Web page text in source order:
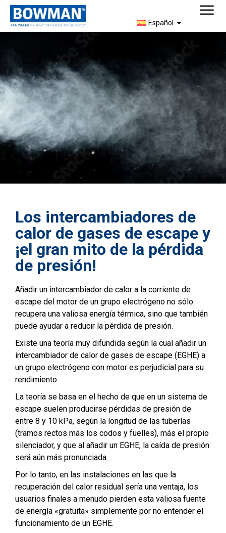
Español
Los intercambiadores de
calor de gases de escape y
¡el gran mito de la pérdida
de presión!
Añadir un intercambiador de calor a la corriente de
escape del motor de un grupo electrógeno no sólo
recupera una valiosa energía térmica, sino que también
puede ayudar a reducir la pérdida de presión.
Existe una teoría muy difundida según la cual añadir un
intercambiador de calor de gases de escape (EGHE) a
un grupo electrógeno con motor es perjudicial para su
rendimiento.
La teoría se basa en el hecho de que en un sistema de
escape suelen producirse pérdidas de presión de
entre 8 y 10 kPa, según la longitud de las tuberías
(tramos rectos más los codos y fuelles), más el propio
silenciador, y que al añadir un EGHE, la caída de presión
será aún más pronunciada.
Por lo tanto, en las instalaciones en las que la
recuperación del calor residual sería una ventaja, los
usuarios finales a menudo pierden esta valiosa fuente
de energía «gratuita» simplemente por no entender el
funcionamiento de un EGHE.